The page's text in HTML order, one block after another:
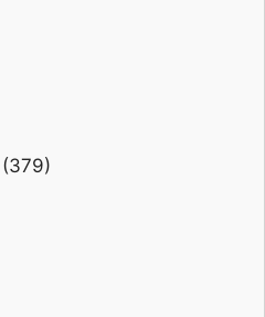
(379)